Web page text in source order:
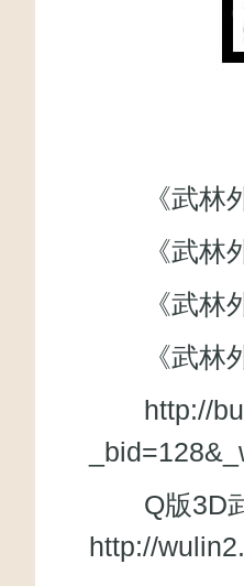
《武林外
《武林外
《武林外
《武林外
http://
Q版3D武
http://